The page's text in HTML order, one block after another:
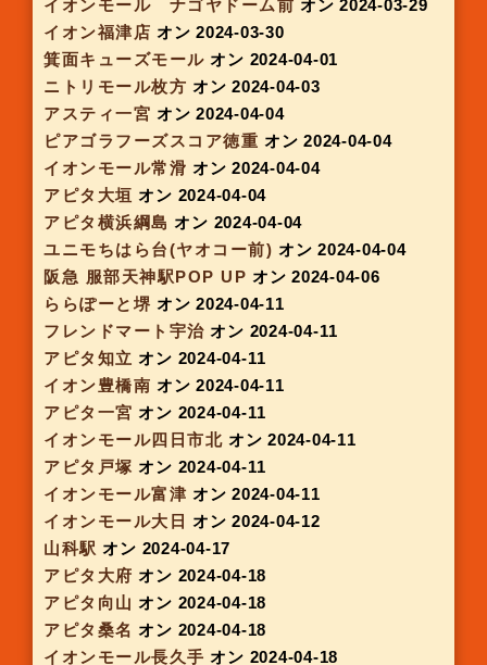
イオンモール洛南オン 2024-03-13
アピタ阿久比オン 2024-03-14
アピタ高蔵寺オン 2024-03-14
アピタ稲沢オン 2024-03-14
イオンタウン津城山 オン 2024-03-14
アピタ金沢文庫オン 2024-03-14
イオンモール岡崎1Fサブコート
イオンスタイル各務原オン 2024-03-16
JR広島ekieオン 2024-03-16
JR住道駅 みどりの窓口跡 オン 2024-03-18
地下鉄 京都駅東オン 2024-03-19
ららぽーと新三郷オン 2024-03-19
アピタ各務原オン 2024-03-20
イオン新瑞橋 オン 2024-03-20
ピアゴ上和田オン 2024-03-20
イオンモール東浦オン 2024-03-20
京阪モール オン 2024-03-20
おおとりウィングスオン 2024-03-20
千葉駅3Fコンコースオン 2024-03-20
西鉄福岡天神駅（ソラリアプラザ）
03-22
大阪モノレール南茨木
大阪モノレール彩都西
アピタ向山
オン 2024-03-28